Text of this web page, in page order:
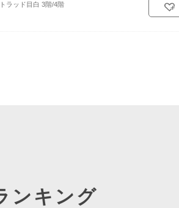
ラッド目白 3階/4階
ンキング